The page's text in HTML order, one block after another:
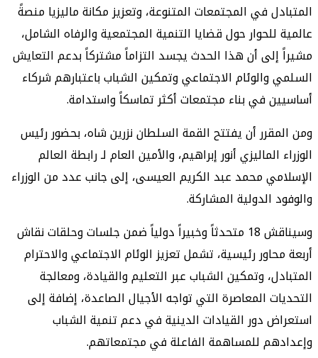
في المجتمعات المتنوعة، وتعزيز مكانة ماليزيا منصةً
حول قضايا التنمية المجتمعية والرفاه الشامل،
أن هذا الحدث يجسد التزاماً مشتركاً بدعم التعايش
الاجتماعي وتمكين الشباب باعتبارهم شركاء
في بناء مجتمعات أكثر تماسكاً واستدامة.
أن يفتتح القمة السلطان نزرين شاه، بحضور رئيس
أنور إبراهيم، والأمين العام لـ رابطة العالم
محمد عبد الكريم العيسى، إلى جانب عدد من الوزراء
الدولية المشاركة.
وسيناقش 18 متحدثاً وخبيراً دولياً ضمن جلسات وحلقات نقاش
رئيسية، تشمل تعزيز الوئام الاجتماعي والاحترام
وتمكين الشباب عبر التعليم والقيادة، ومعالجة
المعاصرة التي تواجه الأجيال الصاعدة، إضافة إلى
دور القيادات الدينية في دعم تنمية الشباب
للمساهمة الفاعلة في مجتمعاتهم.